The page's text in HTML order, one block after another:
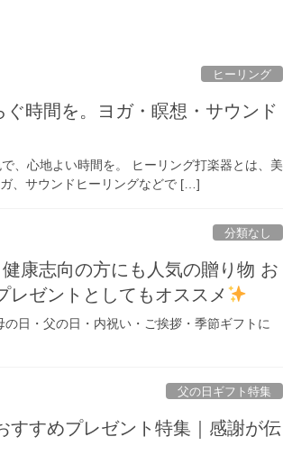
ヒーリング
時間を。ヨガ・瞑想・サウンド
、心地よい時間を。 ヒーリング打楽器とは、美
、サウンドヒーリングなどで […]
分類なし
康志向の方にも人気の贈り物 お
ゼントとしてもオススメ
日・父の日・内祝い・ご挨拶・季節ギフトに
父の日ギフト特集
すすめプレゼント特集｜感謝が伝